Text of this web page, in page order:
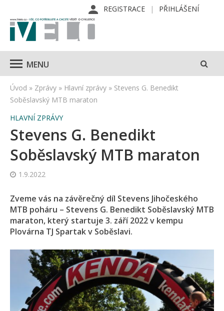
REGISTRACE PŘIHLÁŠENÍ
MENU
Úvod » Zprávy » Hlavní zprávy » Stevens G. Benedikt
Soběslavský MTB maraton
HLAVNÍ ZPRÁVY
Stevens G. Benedikt
Soběslavský MTB maraton
1.9.2022
Zveme vás na závěrečný díl Stevens Jihočeského
MTB poháru – Stevens G. Benedikt Soběslavský MTB
maraton, který startuje 3. září 2022 v kempu
Plovárna TJ Spartak v Soběslavi.